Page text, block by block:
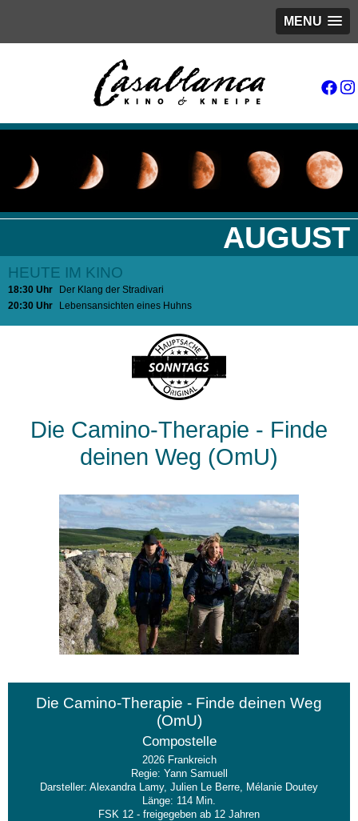
MENU
AUGUST
HEUTE IM KINO
18:30 Uhr
Der Klang der Stradivari
20:30 Uhr
Lebensansichten eines Huhns
Die Camino-Therapie - Finde
deinen Weg (OmU)
Die Camino-Therapie - Finde deinen Weg
(OmU)
Compostelle
2026 Frankreich
Regie: Yann Samuell
Darsteller: Alexandra Lamy, Julien Le Berre, Mélanie Doutey
Länge: 114 Min.
FSK 12 - freigegeben ab 12 Jahren